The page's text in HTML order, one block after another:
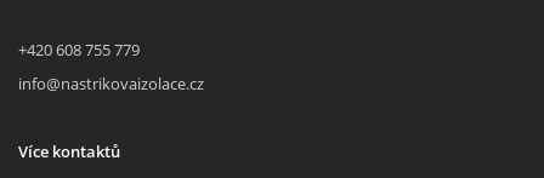
+420 608 755 779
info@nastrikovaizolace.cz
Více kontaktů